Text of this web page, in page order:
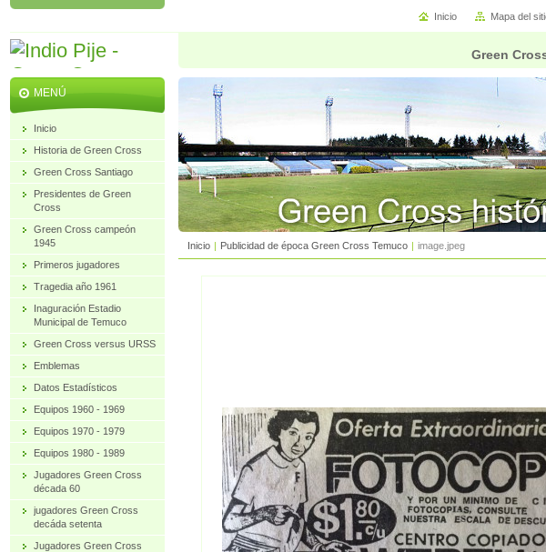
Green
Inicio | Publicidad de época Green Cross Temuco | image.jpeg
MENÚ
Inicio
Historia de Green Cross
Green Cross Santiago
Presidentes de Green
Cross
Green Cross campeón
1945
Primeros jugadores
Tragedia año 1961
Inaguración Estadio
Municipal de Temuco
Green Cross versus URSS
Emblemas
Datos Estadísticos
Equipos 1960 - 1969
Equipos 1970 - 1979
Equipos 1980 - 1989
Jugadores Green Cross
década 60
jugadores Green Cross
decáda setenta
Jugadores Green Cross
Inicio Mapa del